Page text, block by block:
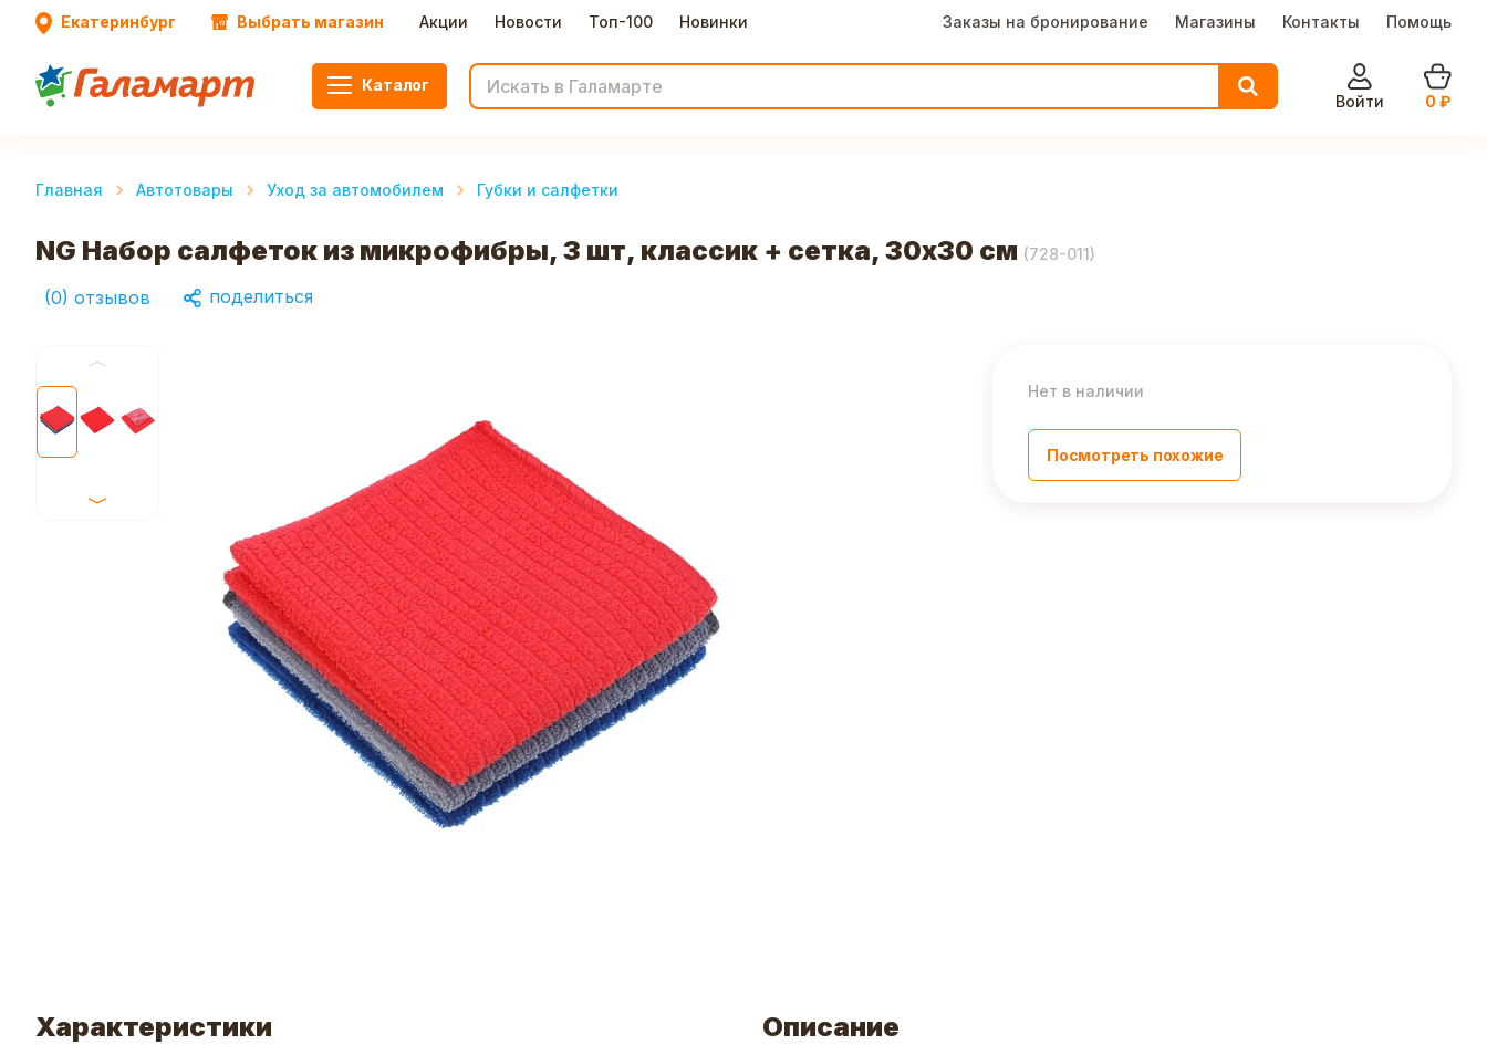
Екатеринбург Выбрать магазин Акции Новости Топ-100 Новинки Заказы на бронирование Магазины Контакты Помощь
Каталог
Войти
0 ₽
Главная Автотовары Уход за автомобилем Губки и салфетки
NG Набор салфеток из микрофибры, 3 шт, классик + сетка, 30х30 см (728-011)
(0) отзывов поделиться
Нет в наличии
Посмотреть похожие
Характеристики Описание